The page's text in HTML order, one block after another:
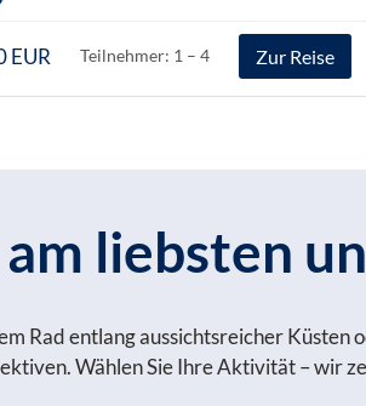
EUR Teilnehmer: 1 – 4 Zur Reise
liebsten
Rad entlang aussichtsreicher
Wählen Sie Ihre Aktivität – wir